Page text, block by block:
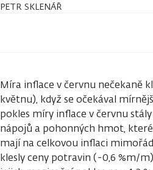
PETR SKLENÁŘ
Míra inflace v červnu nečekaně
květnu), když se očekával
pokles míry inflace v červnu
nápojů a pohonných hmot,
mají na celkovou inflaci
klesly ceny potravin (-0,6 %m/